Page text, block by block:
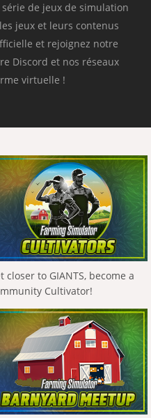
de jeux de simulation
jeux et leurs contenus
et rejoignez notre
Discord et nos réseaux
virtuelle !
closer to GIANTS, become a
Cultivator!